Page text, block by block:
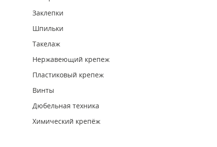
Заклепки
Шпильки
Такелаж
Нержавеющий крепеж
Пластиковый крепеж
Винты
Дюбельная техника
Химический крепёж